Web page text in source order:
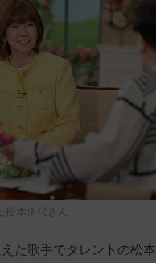
松本伊代さん
た歌手でタレントの松本